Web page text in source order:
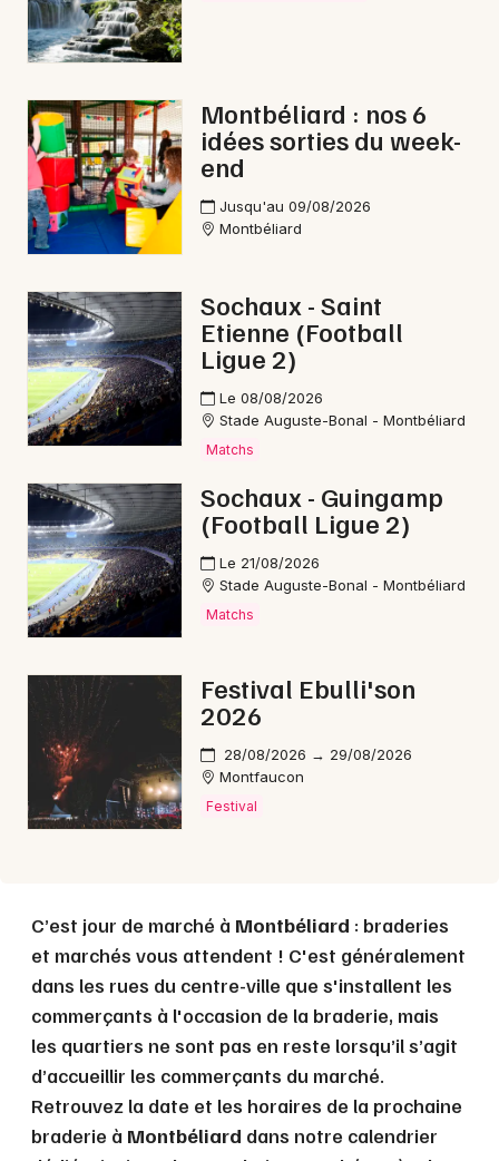
Montbéliard : nos 6
idées sorties du week-
end
Jusqu'au 09/08/2026
Montbéliard
Sochaux - Saint
Etienne (Football
Ligue 2)
Le 08/08/2026
Stade Auguste-Bonal - Montbéliard
Matchs
Sochaux - Guingamp
(Football Ligue 2)
Le 21/08/2026
Stade Auguste-Bonal - Montbéliard
Matchs
Festival Ebulli'son
2026
28/08/2026 → 29/08/2026
Montfaucon
Festival
C’est jour de marché à Montbéliard : braderies
et marchés vous attendent ! C'est généralement
dans les rues du centre-ville que s'installent les
commerçants à l'occasion de la braderie, mais
les quartiers ne sont pas en reste lorsqu’il s’agit
d’accueillir les commerçants du marché.
Retrouvez la date et les horaires de la prochaine
braderie à Montbéliard dans notre calendrier